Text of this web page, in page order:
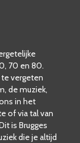
70 en 80.
te vergeten
de muziek,
in het
of via tal van
is Brugges
die je altijd